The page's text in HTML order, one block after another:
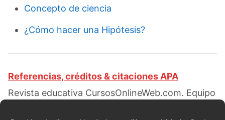
Concepto de ciencia
¿Cómo hacer una Hipótesis?
Referencias, créditos & citaciones APA
Revista educativa CursosOnlineWeb.com. Equipo